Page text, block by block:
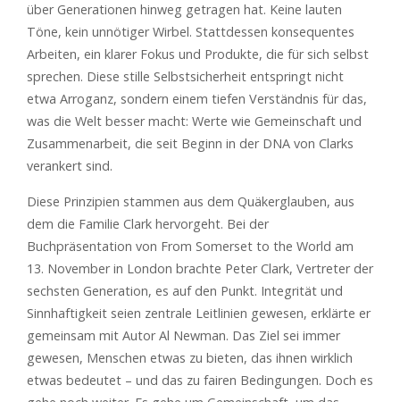
über Generationen hinweg getragen hat. Keine lauten
Töne, kein unnötiger Wirbel. Stattdessen konsequentes
Arbeiten, ein klarer Fokus und Produkte, die für sich selbst
sprechen. Diese stille Selbstsicherheit entspringt nicht
etwa Arroganz, sondern einem tiefen Verständnis für das,
was die Welt besser macht: Werte wie Gemeinschaft und
Zusammenarbeit, die seit Beginn in der DNA von Clarks
verankert sind.
Diese Prinzipien stammen aus dem Quäkerglauben, aus
dem die Familie Clark hervorgeht. Bei der
Buchpräsentation von From Somerset to the World am
13. November in London brachte Peter Clark, Vertreter der
sechsten Generation, es auf den Punkt. Integrität und
Sinnhaftigkeit seien zentrale Leitlinien gewesen, erklärte er
gemeinsam mit Autor Al Newman. Das Ziel sei immer
gewesen, Menschen etwas zu bieten, das ihnen wirklich
etwas bedeutet – und das zu fairen Bedingungen. Doch es